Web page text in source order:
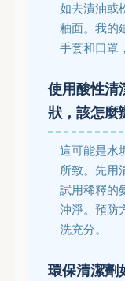
如去漬油或
釉面。我的
手套和口罩
使用酸性清
狀，該怎麼
這可能是水
所致。先用
試用稀釋的
沖淨。預防
洗充分。
環保清潔劑